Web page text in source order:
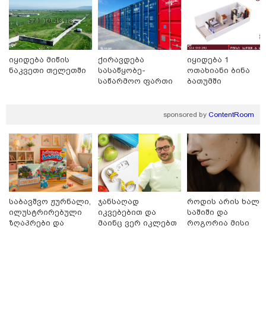
"ვიდეოს ნახვა ჩემთვის იყო სიკვდილი - ისეთი ხმა
აქვს, თითქოს ეხვეწება, ცუდად არის" - 12 წლის წინ
გაუჩინარებული ბიჭის დედა გავრცელებულ ვიდეოზე
პირველ კომენტარს აკეთებს
13:24 / 07-08-2026
იყიდება მიწის
ნაკვეთი თელეთში
ქირავდება
სასაწყობე-
საწარმოო ფართი
იყიდება 1
ოთახიანი ბინა
ბათუმში
sponsored by ContentRoom
საბავშვო ჟურნალი,
ილუსტრირებული
ზღაპრები და
ჯანსაღად
იკვებებით და
მაინც ვერ იკლებთ
როდის არის ხალი
საშიში და
როგორია მისი